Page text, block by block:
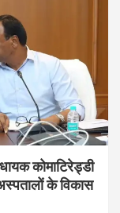
कोमाटिरेड्डी
के विकास